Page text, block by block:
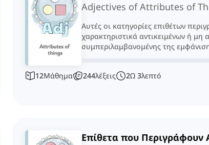
Adjectives of Attributes of
Αυτές οι κατηγορίες επιθέτων
χαρακτηριστικά αντικειμένων ή μη
συμπεριλαμβανομένης της
12Μάθημα 244λέξεις 2Ω 3λεπτό
Επίθετα που Περιγράφουν